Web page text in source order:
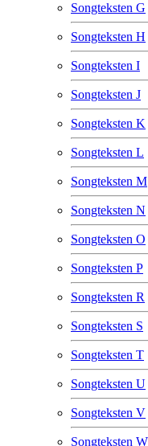
Songteksten G
Songteksten H
Songteksten I
Songteksten J
Songteksten K
Songteksten L
Songteksten M
Songteksten N
Songteksten O
Songteksten P
Songteksten R
Songteksten S
Songteksten T
Songteksten U
Songteksten V
Songteksten W